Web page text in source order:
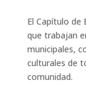
El Capítulo de
que trabajan
municipales,
culturales de
comunidad.